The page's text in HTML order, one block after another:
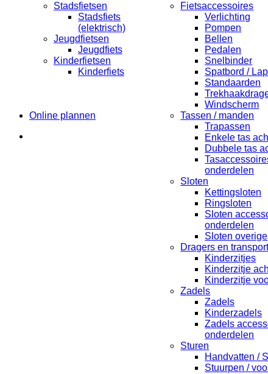
Online plannen
Stadsfietsen
Stadsfiets
(elektrisch)
Jeugdfietsen
Jeugdfiets
Kinderfietsen
Kinderfiets
Fietsaccessoires
Verlichting
Pompen
Bellen
Pedalen
Snelbinder
Spatbord / Lap
Standaarden
Windscherm
Tassen / manden
Trapassen
Enkele tas
Dubbele tas
onderdelen
Sloten
Kettingsloten
Ringsloten
Sloten
onderdelen
Sloten overige
Dragers en
Kinderzitjes
Kinderzitje
Kinderzitje
Zadels
Zadels
Kinderzadels
Zadels
onderdelen
Sturen
Handvatten /
Stuurpen /